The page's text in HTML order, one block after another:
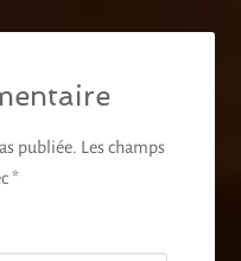
publiée. Les champs
*